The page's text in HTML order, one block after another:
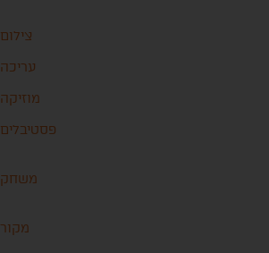
צילום
עריכה
מוזיקה
פסטיבלים
משחק
מקור